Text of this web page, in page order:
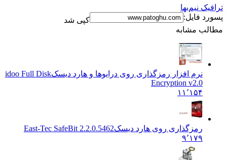
نیم‌بها
فایل:
کپی شد
مشابه
نرم افزار رمزگذاری روی درایوها و هارد دیسکidoo Full Disk
Encryption v2.0
۱۱٬۱۵۴
رمزگذاری روی هارد دیسکEast-Tec SafeBit 2.2.0.5462
۹٬۱۷۹